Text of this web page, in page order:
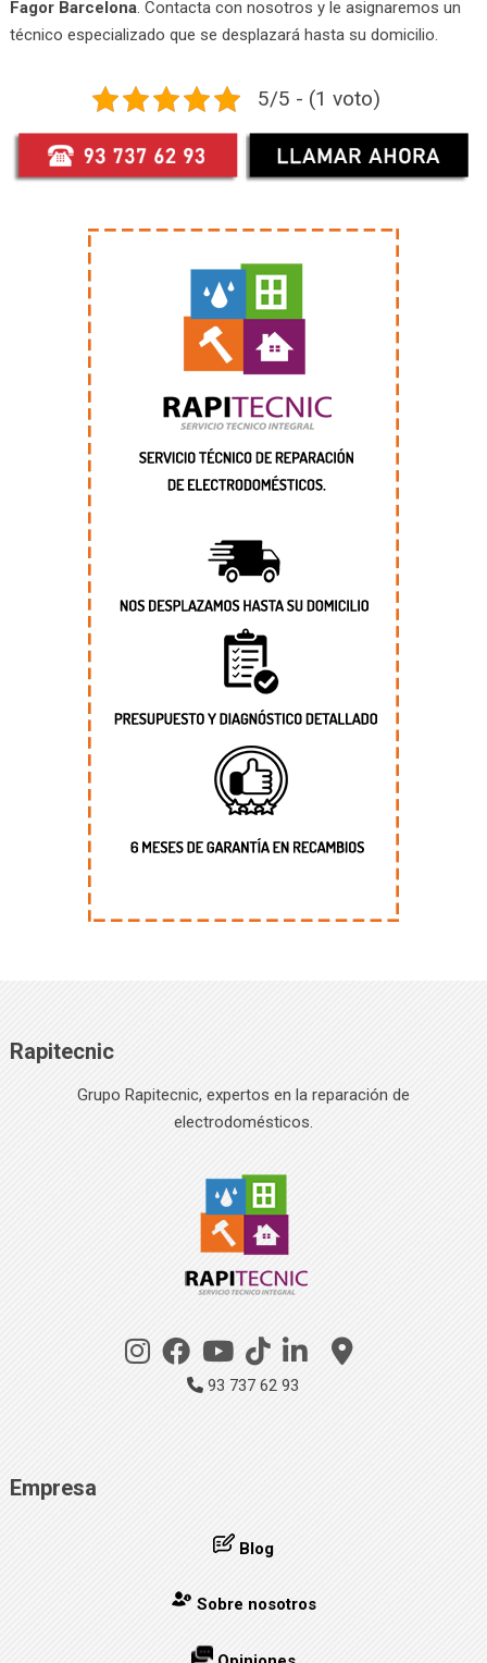
Fagor Barcelona. Contacta con nosotros y le asignaremos un
técnico especializado que se desplazará hasta su domicilio.
5/5 - (1 voto)
Rapitecnic
Grupo Rapitecnic, expertos en la reparación de
electrodomésticos.
93 737 62 93
Empresa
Blog
Sobre nosotros